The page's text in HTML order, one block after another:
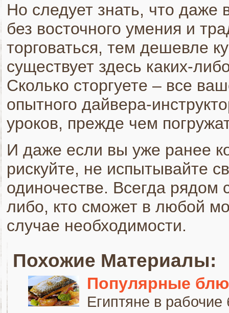
Но следует знать, что даже
без восточного умения и
торговаться, тем дешевле
существует здесь каких-
Сколько сторгуете – все
опытного дайвера-
уроков, прежде чем
И даже если вы уже ранее
рискуйте, не испытывайте
одиночестве. Всегда рядом
либо, кто сможет в любой
случае необходимости.
Похожие Материалы:
Популярные
Египтяне в